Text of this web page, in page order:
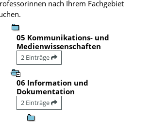
nach Ihrem Fachgebiet
05 Kommunikations- und
Medienwissenschaften
2 Einträge
06 Information und
Dokumentation
2 Einträge